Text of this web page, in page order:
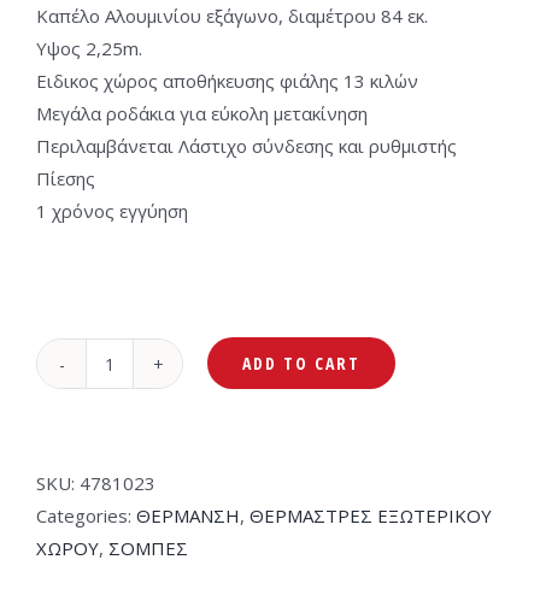
Καπέλο Αλουμινίου εξάγωνο, διαμέτρου 84 εκ.
Yψος 2,25m.
Ειδικος χώρος αποθήκευσης φιάλης 13 κιλών
Μεγάλα ροδάκια για εύκολη μετακίνηση
Περιλαμβάνεται Λάστιχο σύνδεσης και ρυθμιστής
Πίεσης
1 χρόνος εγγύηση
CookMaster
B
quantity
ADD TO CART
SKU: 4781023
Categories: ΘΕΡΜΑΝΣΗ, ΘΕΡΜΑΣΤΡΕΣ ΕΞΩΤΕΡΙΚΟΥ
ΧΩΡΟΥ, ΣΟΜΠΕΣ